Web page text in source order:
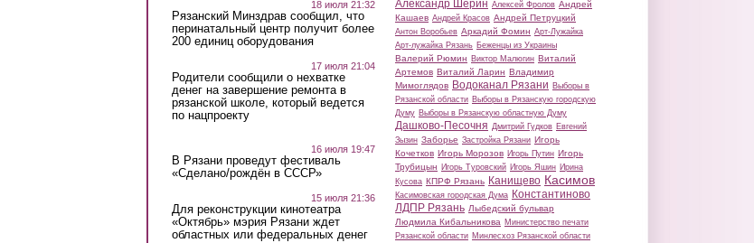
18 июля 21:32
Рязанский Минздрав сообщил, что
перинатальный центр получит более
200 единиц оборудования
17 июля 21:04
Родители сообщили о нехватке
денег на завершение ремонта в
рязанской школе, который ведется
по нацпроекту
16 июля 19:47
В Рязани проведут фестиваль
«Сделано/рождён в СССР»
15 июля 21:36
Для реконструкции кинотеатра
«Октябрь» мэрия Рязани ждет
областных или федеральных денег
Александр Шерин Алексей Фролов Андрей
Кашаев Андрей Красов Андрей Петруцкий
Антон Воробьев Аркадий Фомин Арт-Лужайка
Арт-лужайка Рязань Беженцы из Украины
Валерий Рюмин Виктор Малюгин Виталий
Артемов Виталий Ларин Владимир
Мимоглядов Водоканал Рязани Выборы в
Рязанской области Выборы в Рязанскую городскую
Думу Выборы в Рязанскую областную Думу
Дашково-Песочня Дмитрий Гудков Евгений
Зызин Заборье Застройка Рязани Игорь
Кочетков Игорь Морозов Игорь Путин Игорь
Трубицын Игорь Туровский Игорь Яшин Ирина
Кусова КПРФ Рязань Канищево Касимов
Касимовская городская Дума Константиново
ЛДПР Рязань Лыбедский бульвар
Людмила Кибальникова Министерство печати
Рязанской области Минлесхоз Рязанской области